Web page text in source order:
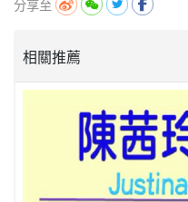
分享至
相關推薦